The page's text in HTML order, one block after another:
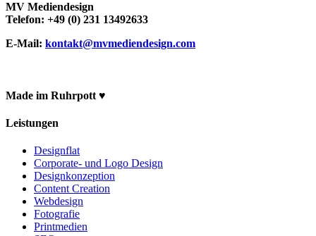
MV Mediendesign
Telefon: +49 (0) 231 13492633
E-Mail: kontakt@mvmediendesign.com
Made im Ruhrpott ♥
Leistungen
Designflat
Corporate- und Logo Design
Designkonzeption
Content Creation
Webdesign
Fotografie
Printmedien